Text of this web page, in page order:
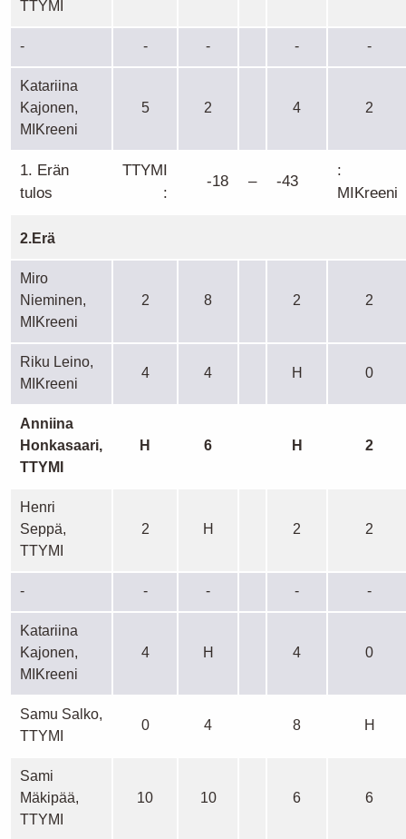
TTYMI
- - - - -
Katariina
Kajonen,
MIKreeni
5 2 4 2
1. Erän
tulos
TTYMI
:
-18 – -43
:
MIKreeni
2.Erä
Miro
Nieminen,
MIKreeni
2 8 2 2
Riku Leino,
MIKreeni
4 4 H 0
Anniina
Honkasaari,
TTYMI
H 6 H 2
Henri
Seppä,
TTYMI
2 H 2 2
- - - - -
Katariina
Kajonen,
MIKreeni
4 H 4 0
Samu Salko,
TTYMI
0 4 8 H
Sami
Mäkipää,
TTYMI
10 10 6 6